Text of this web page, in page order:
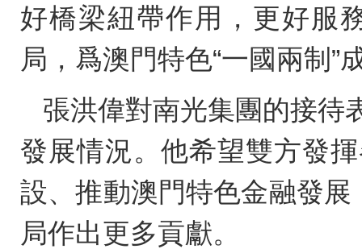
好橋梁紐帶作用，更好服
局，爲澳門特色“一國兩制
張洪偉對南光集團的接待
發展情況。他希望雙方發
設、推動澳門特色金融發展
局作出更多貢獻。